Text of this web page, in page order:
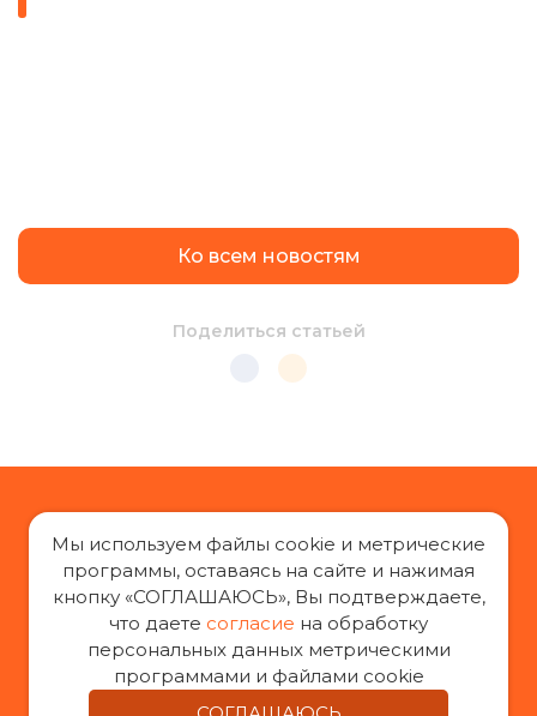
Ко всем новостям
Поделиться статьей
«За права заемщиков», 2014-2026 г.
Все права защищены
При воспроизведении материалов с сайта
«За права заемщиков» гиперссылка на оригинал
Мы используем файлы cookie и метрические
программы, оставаясь на сайте и нажимая
кнопку «СОГЛАШАЮСЬ», Вы подтверждаете,
что даете согласие на обработку
персональных данных метрическими
программами и файлами cookie